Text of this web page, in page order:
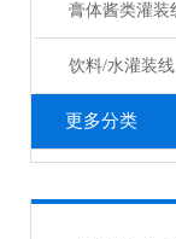
膏体酱类灌装
饮料/水灌装线
更多分类